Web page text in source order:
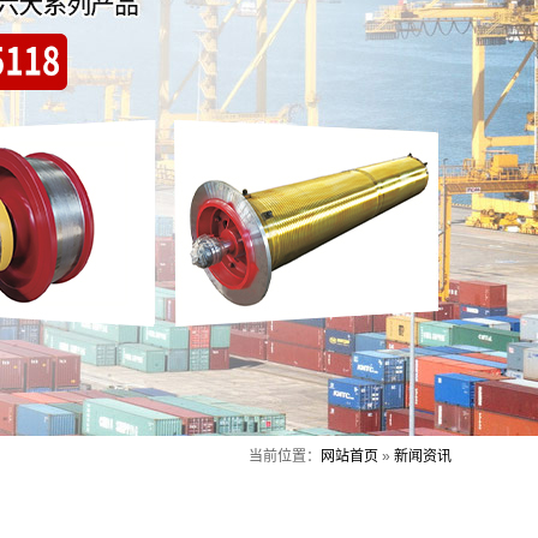
当前位置： 网站首页 » 新闻资讯